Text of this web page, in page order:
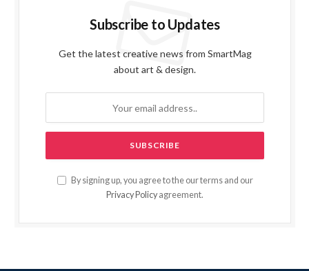
Subscribe to Updates
Get the latest creative news from SmartMag
about art & design.
By signing up, you agree to the our terms and our
Privacy Policy agreement.